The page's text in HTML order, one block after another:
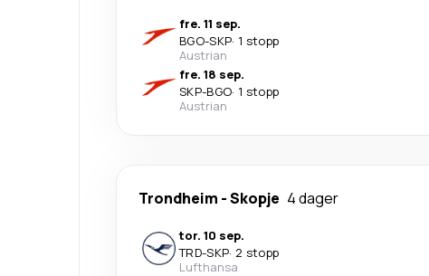
fre. 11 sep.
BGO-SKP· 1 stopp
Austrian
fre. 18 sep.
SKP-BGO· 1 stopp
Austrian
Trondheim -Skopje 4 dager
tor. 10 sep.
TRD-SKP· 2 stopp
Lufthansa